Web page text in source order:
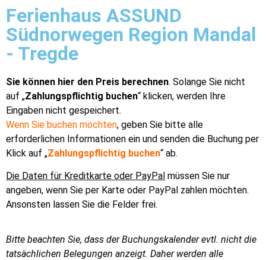
Ferienhaus ASSUND
Südnorwegen Region Mandal
- Tregde
Sie können hier den Preis berechnen. Solange Sie nicht
auf „Zahlungspflichtig buchen“ klicken, werden Ihre
Eingaben nicht gespeichert.
Wenn Sie buchen möchten, geben Sie bitte alle
erforderlichen Informationen ein und senden die Buchung per
Klick auf „Zahlungspflichtig buchen“ ab.
Die Daten für Kreditkarte oder PayPal müssen Sie nur
angeben, wenn Sie per Karte oder PayPal zahlen möchten.
Ansonsten lassen Sie die Felder frei.
Bitte beachten Sie, dass der Buchungskalender evtl. nicht die
tatsächlichen Belegungen anzeigt. Daher werden alle